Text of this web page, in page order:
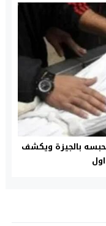
بالجيزة ويكشف